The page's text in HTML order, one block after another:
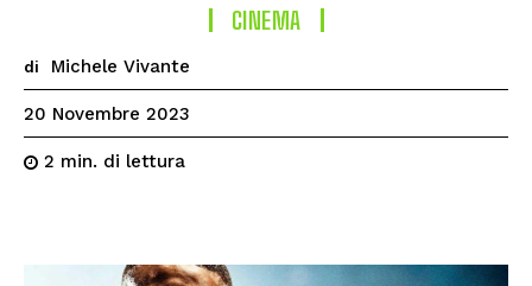
CINEMA
di Michele Vivante
20 Novembre 2023
2 min. di lettura